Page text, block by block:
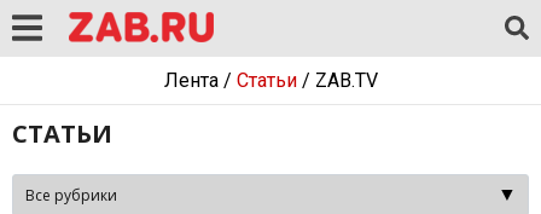
Лента/ Статьи/ ZAB.TV
СТАТЬИ